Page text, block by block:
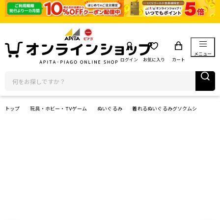
ログイン お気に入り カート
メニュー
トップ 玩具・ホビー・TVゲーム ぬいぐるみ 着れるぬいぐるみグソクムシ